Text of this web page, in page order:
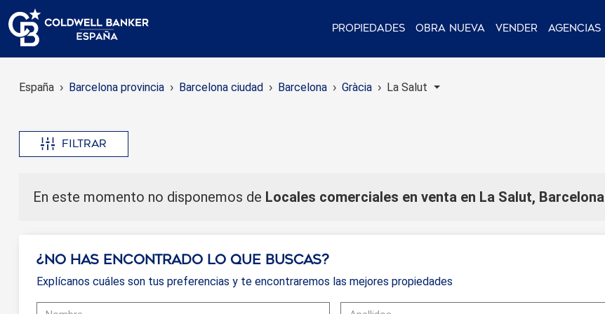
Propiedades Obra nueva Vender Agencias
España Barcelona provincia Barcelona ciudad Barcelona Gràcia La Salut
Filtrar
En este momento no disponemos de Locales comerciales en venta en La Salut, Barcelona
¿No has encontrado lo que buscas?
Explícanos cuáles son tus preferencias y te encontraremos las mejores propiedades